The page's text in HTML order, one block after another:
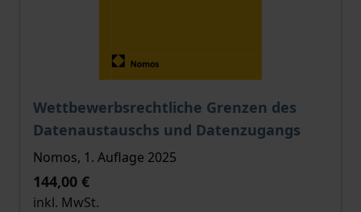
Wettbewerbsrechtliche Grenzen des
Datenaustauschs und Datenzugangs
Der Preis dieses Titels richtet sich nach der
Nomos, 1. Auflage 2025
144,00 €
inkl. MwSt.